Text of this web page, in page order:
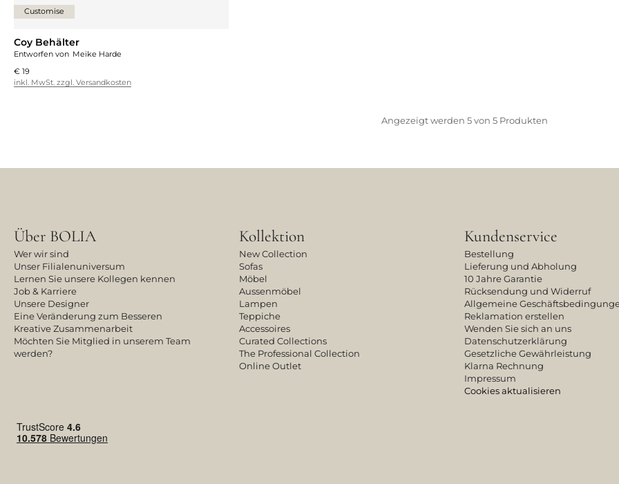
Customise
Coy Behälter
Entworfen von Meike Harde
€ 19
inkl. MwSt. zzgl. Versandkosten
Angezeigt werden 5 von 5 Produkten
Über BOLIA
Wer wir sind
Unser Filialenuniversum
Lernen Sie unsere Kollegen kennen
Job & Karriere
Unsere Designer
Eine Veränderung zum Besseren
Kreative Zusammenarbeit
Möchten Sie Mitglied in unserem Team
werden?
Kollektion
New Collection
Sofas
Möbel
Aussenmöbel
Lampen
Teppiche
Accessoires
Curated Collections
The Professional Collection
Online Outlet
Kundenservice
Bestellung
Lieferung und Abholung
10 Jahre Garantie
Rücksendung und Widerruf
Allgemeine
Reklamation erstellen
Wenden Sie sich an uns
Datenschutzerklärung
Gesetzliche Gewährleistung
Klarna Rechnung
Impressum
Cookies aktualisieren